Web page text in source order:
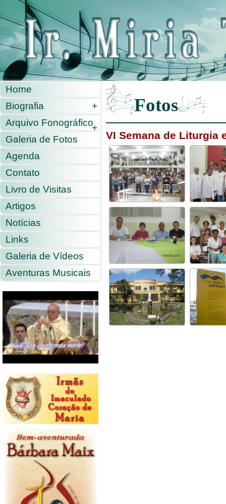
Home
Biografia
+
Arquivo Fonográfico+
Galeria de Fotos
Agenda
Contato
Livro de Visitas
Artigos
Notícias
Links
Galeria de Vídeos
Aventuras Musicais
Fotos
VI Semana de Liturgia